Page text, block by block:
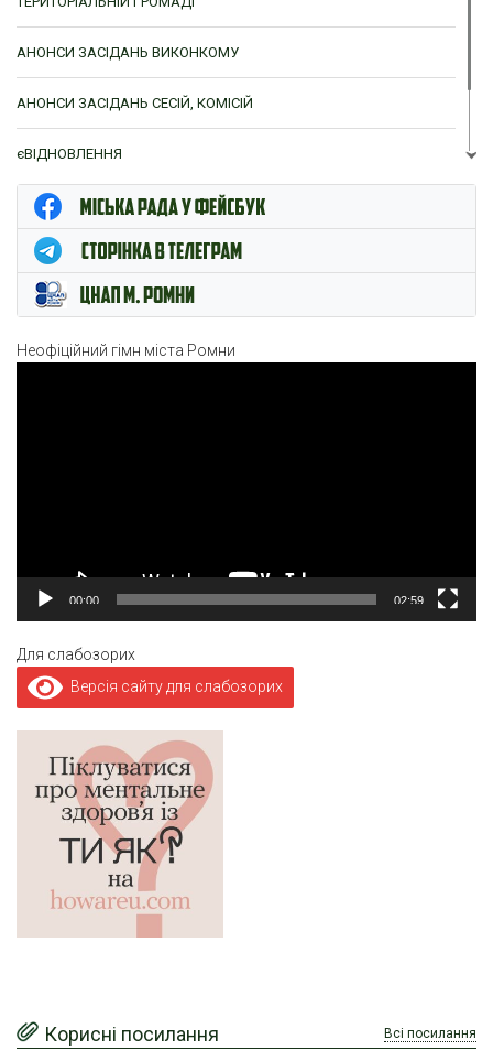
АНОНСИ ЗАСІДАНЬ ВИКОНКОМУ
АНОНСИ ЗАСІДАНЬ СЕСІЙ, КОМІСІЙ
єВІДНОВЛЕННЯ
ЦНАП м. Ромни
Неофіційний гімн міста Ромни
00:00 02:59
Для слабозорих
Версія сайту для слабозорих
Корисні посилання Всі посилання